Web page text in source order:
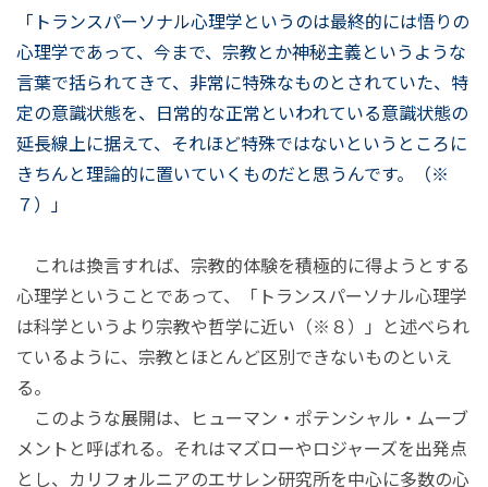
「トランスパーソナル心理学というのは最終的には悟りの
心理学であって、今まで、宗教とか神秘主義というような
言葉で括られてきて、非常に特殊なものとされていた、特
定の意識状態を、日常的な正常といわれている意識状態の
延長線上に据えて、それほど特殊ではないというところに
きちんと理論的に置いていくものだと思うんです。（※
７）」
これは換言すれば、宗教的体験を積極的に得ようとする
心理学ということであって、「トランスパーソナル心理学
は科学というより宗教や哲学に近い（※８）」と述べられ
ているように、宗教とほとんど区別できないものといえ
る。
このような展開は、ヒューマン・ポテンシャル・ムーブ
メントと呼ばれる。それはマズローやロジャーズを出発点
とし、カリフォルニアのエサレン研究所を中心に多数の心